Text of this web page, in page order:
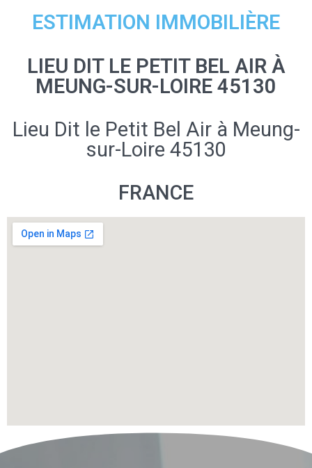
ESTIMATION IMMOBILIÈRE
LIEU DIT LE PETIT BEL AIR À
MEUNG-SUR-LOIRE 45130
Lieu Dit le Petit Bel Air à Meung-
sur-Loire 45130
FRANCE